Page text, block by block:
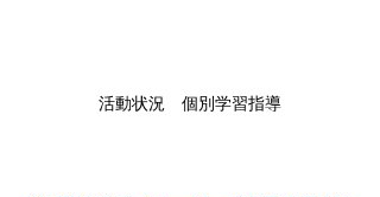
活動状況　個別学習指導